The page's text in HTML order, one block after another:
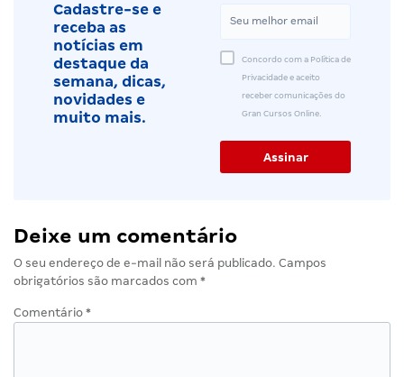
Cadastre-se e
receba as
notícias em
destaque da
semana, dicas,
novidades e
muito mais.
Concordo com a Política de
Privacidade e aceito
receber comunicações do
Gran Cursos Online.
Deixe um comentário
O seu endereço de e-mail não será publicado. Campos
obrigatórios são marcados com *
Comentário *